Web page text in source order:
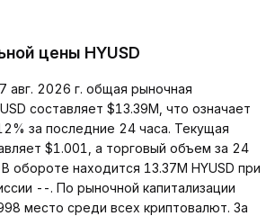
цены HYUSD
авг. 2026 г. общая рыночная
составляет $13.39M, что означает
за последние 24 часа. Текущая
$1.001, а торговый объем за 24
обороте находится 13.37M HYUSD при
--. По рыночной капитализации
место среди всех криптовалют. За